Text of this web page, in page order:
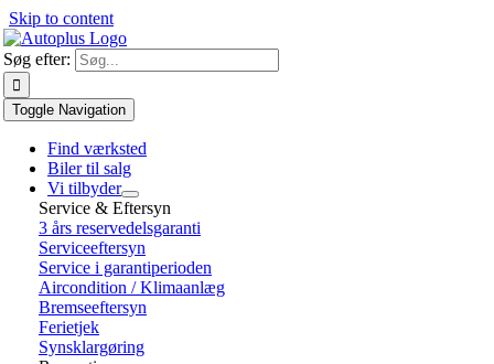
Skip to content
Søg efter:
Toggle Navigation
Find værksted
Biler til salg
Vi tilbyder
Service & Eftersyn
3 års reservedelsgaranti
Serviceeftersyn
Service i garantiperioden
Aircondition / Klimaanlæg
Bremseeftersyn
Ferietjek
Synsklargøring